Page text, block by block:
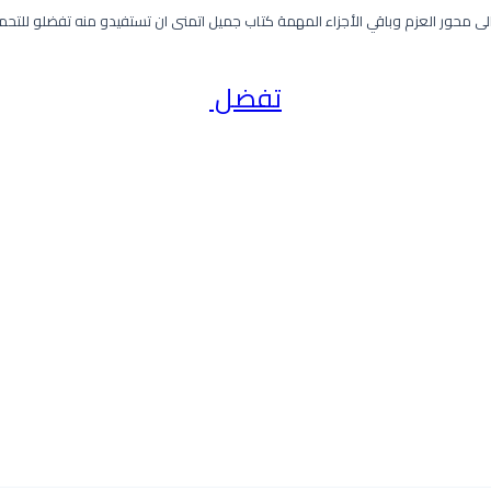
محور العزم وباقي الأجزاء المهمة كتاب جميل اتمنى ان تستفيدو منه تفضلو
تفضل